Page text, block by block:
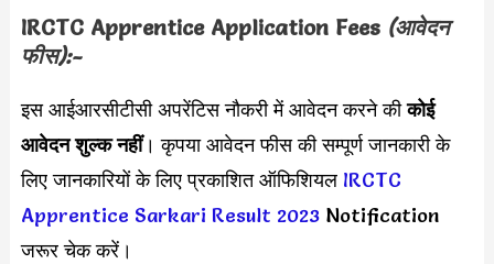
IRCTC Apprentice Application Fees (आवेदन
फीस):-
इस आईआरसीटीसी अपरेंटिस नौकरी में आवेदन करने कीकोई
आवेदन शुल्क नहीं। कृपया आवेदन फीस की सम्पूर्ण जानकारी के
लिए जानकारियों के लिए प्रकाशित ऑफिशियल IRCTC
Apprentice Sarkari Result 2023Notification
जरूर चेक करें।